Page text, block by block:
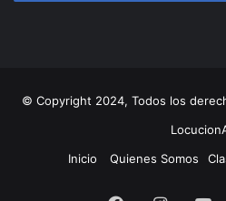
© Copyright 2024, Todos los
Inicio
Quienes Somos